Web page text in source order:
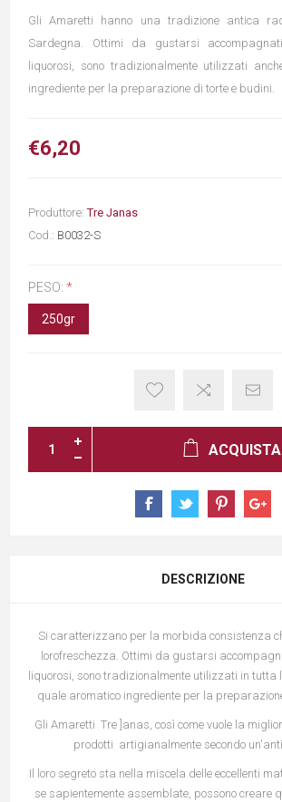
Gli Amaretti hanno una tradizione antica
Sardegna. Ottimi da gustarsi
liquorosi, sono tradizionalmente utilizzati
ingrediente per la preparazione di torte e budini.
€6,20
Produttore: Tre Janas
Cod.: B0032-S
PESO: *
250gr
ACQUISTA
DESCRIZIONE
Si caratterizzano per la morbida consistenza
lorofreschezza. Ottimi da gustarsi
liquorosi, sono tradizionalmente utilizzati in tutta
quale aromatico ingrediente per la
Gli Amaretti Tre ]anas, così come vuole la
prodotti artigianalmente secondo
Il loro segreto sta nella miscela delle eccellenti
se sapientemente assemblate, possono creare